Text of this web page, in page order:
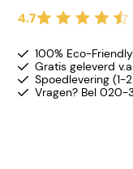
4.7
100% Eco-
Gratis geleverd
Spoedlevering (1-
Vragen? Bel 020-